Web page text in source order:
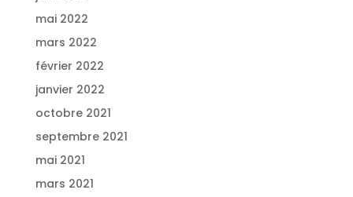
mai 2022
mars 2022
février 2022
janvier 2022
octobre 2021
septembre 2021
mai 2021
mars 2021